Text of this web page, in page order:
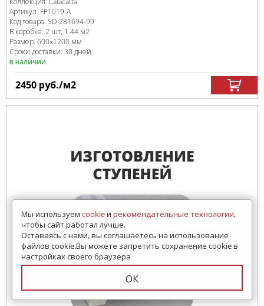
Артикул: FP1019-A
Код товара: SD-281694-99
В коробке: 2 шт, 1.44 м2
Размер: 600x1200 мм
Сроки доставки: 30 дней
в наличии
2450 руб./м2
Мы используем cookieи рекомендательные технологии,
чтобы сайт работал лучше.
Оставаясь с нами, вы соглашаетесь на использование
файлов cookie.Вы можете запретить сохранение cookie в
настройках своего браузера
ОК